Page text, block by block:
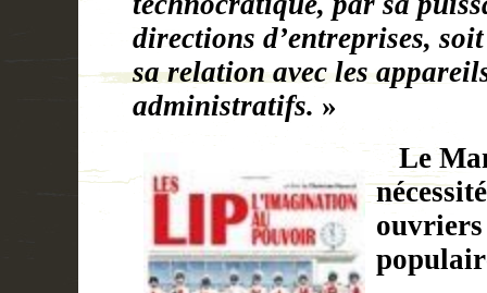
directions d’entreprises,
sa relation avec les
administratifs. »
Le
ouvriers